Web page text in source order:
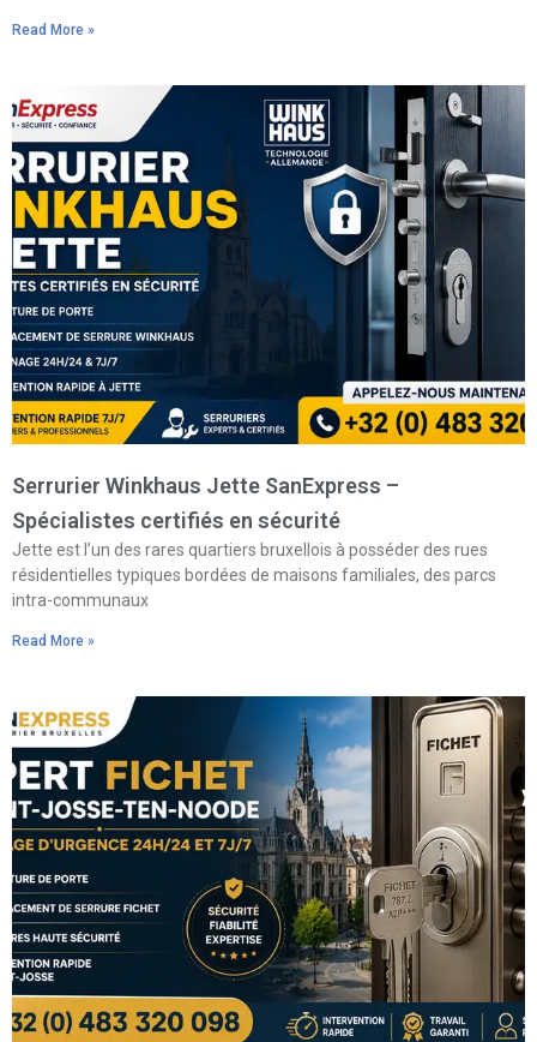
Read More »
Serrurier Winkhaus Jette SanExpress –
Spécialistes certifiés en sécurité
Jette est l’un des rares quartiers bruxellois à posséder des rues
résidentielles typiques bordées de maisons familiales, des parcs
intra-communaux
Read More »